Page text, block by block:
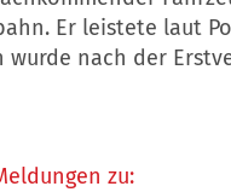
Er leistete laut
wurde nach der
zu: